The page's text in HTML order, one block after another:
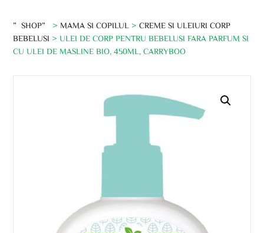
”SHOP” > MAMA SI COPILUL >CREME SI ULEIURI CORP
BEBELUSI > ULEI DE CORP PENTRU BEBELUSI FARA PARFUM SI
CU ULEI DE MASLINE BIO, 450ML, CARRYBOO